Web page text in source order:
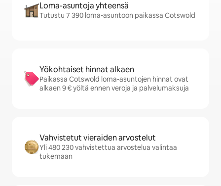
Loma-asuntoja yhteensä
Tutustu 7 390 loma-asuntoon paikassa Cotswold
Yökohtaiset hinnat alkaen
Paikassa Cotswold loma-asuntojen hinnat ovat
alkaen 9 € yöltä ennen veroja ja palvelumaksuja
Vahvistetut vieraiden arvostelut
Yli 480 230 vahvistettua arvostelua valintaa
tukemaan